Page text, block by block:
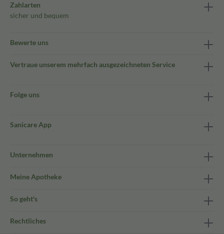
Zahlarten
sicher und bequem
Bewerte uns
Vertraue unserem mehrfach ausgezeichneten Service
Folge uns
Sanicare App
Unternehmen
Meine Apotheke
So geht's
Rechtliches